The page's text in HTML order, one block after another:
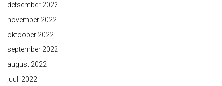
detsember 2022
november 2022
oktoober 2022
september 2022
august 2022
juuli 2022